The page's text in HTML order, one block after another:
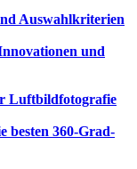
Auswahlkriterien
und
Luftbildfotografie
besten 360-Grad-